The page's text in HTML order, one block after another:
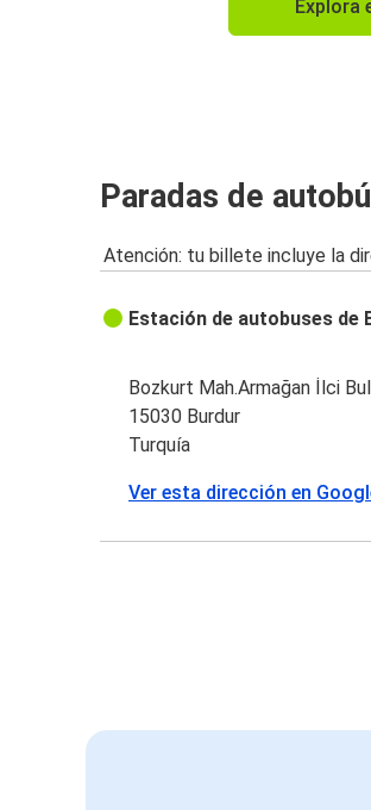
Explora
Paradas de
Atención: tu billete incluye la
Estación de autobuses de
Bozkurt Mah.Armağan İlci
15030 Burdur
Turquía
Ver esta dirección en